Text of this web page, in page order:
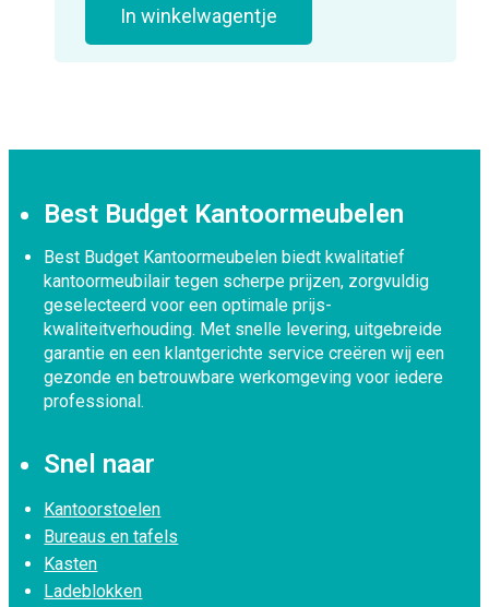
In winkelwagentje
Best Budget Kantoormeubelen
Best Budget Kantoormeubelen biedt kwalitatief
kantoormeubilair tegen scherpe prijzen, zorgvuldig
geselecteerd voor een optimale prijs-
kwaliteitverhouding. Met snelle levering, uitgebreide
garantie en een klantgerichte service creëren wij een
gezonde en betrouwbare werkomgeving voor iedere
professional.
Snel naar
Kantoorstoelen
Bureaus en tafels
Kasten
Ladeblokken